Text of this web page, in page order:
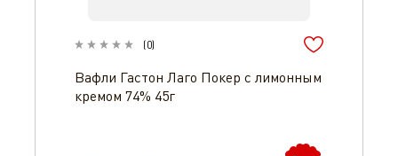
(0)
Вафли Гастон Лаго Покер с лимонным
кремом 74% 45г